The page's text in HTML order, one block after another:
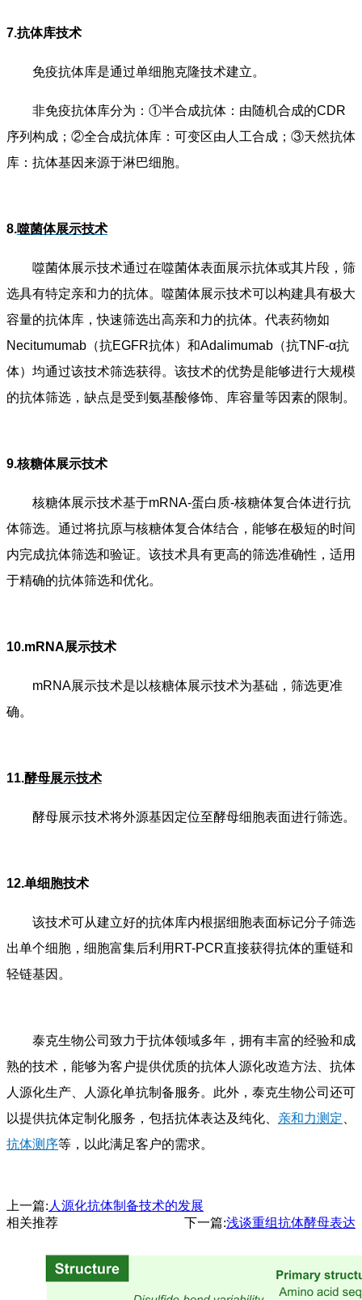
7.抗体库技术
免疫抗体库是通过单细胞克隆技术建立。
非免疫抗体库分为：①半合成抗体：由随机合成的CDR
序列构成；②全合成抗体库：可变区由人工合成；③天然抗体
库：抗体基因来源于淋巴细胞。
8.噬菌体展示技术
噬菌体展示技术通过在噬菌体表面展示抗体或其片段，筛
选具有特定亲和力的抗体。噬菌体展示技术可以构建具有极大
容量的抗体库，快速筛选出高亲和力的抗体。代表药物如
Necitumumab（抗EGFR抗体）和Adalimumab（抗TNF-α抗
体）均通过该技术筛选获得。该技术的优势是能够进行大规模
的抗体筛选，缺点是受到氨基酸修饰、库容量等因素的限制。
9.核糖体展示技术
核糖体展示技术基于mRNA-蛋白质-核糖体复合体进行抗
体筛选。通过将抗原与核糖体复合体结合，能够在极短的时间
内完成抗体筛选和验证。该技术具有更高的筛选准确性，适用
于精确的抗体筛选和优化。
10.mRNA展示技术
mRNA展示技术是以核糖体展示技术为基础，筛选更准
确。
11.酵母展示技术
酵母展示技术将外源基因定位至酵母细胞表面进行筛选。
12.单细胞技术
该技术可从建立好的抗体库内根据细胞表面标记分子筛选
出单个细胞，细胞富集后利用RT-PCR直接获得抗体的重链和
轻链基因。
泰克生物公司致力于抗体领域多年，拥有丰富的经验和成
熟的技术，能够为客户提供优质的抗体人源化改造方法、抗体
人源化生产、人源化单抗制备服务。此外，泰克生物公司还可
以提供抗体定制化服务，包括抗体表达及纯化、 亲和力测定
抗体测序等，以此满足客户的需求。
上一篇: 人源化抗体制备技术的发展
下一篇:浅谈重组抗体酵母表达
相关推荐